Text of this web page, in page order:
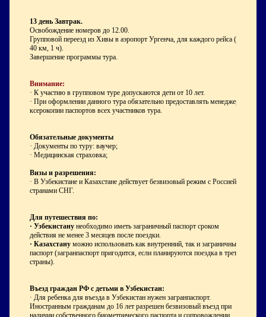
13 день Завтрак.
Освобождение номеров до 12.00.
Групповой переезд из Хивы в аэропорт Ургенча, для каждого рейса (~
40 км, 1 ч).
Завершение программы тура.
Внимание:
· К участию в групповом туре допускаются дети от 10 лет.
· При оформлении данного тура обязательно предоставлять менеджеру
ксерокопии паспортов всех участников тура.
Обязательные документы
· Документы по туру: ваучер;
· Медицинская страховка;
Визы и разрешения:
· В Узбекистане и Казахстане действует безвизовый режим с Россией и
странами СНГ.
Для путешествия по:
· Узбекистану необходимо иметь заграничный паспорт сроком
действия не менее 3 месяцев после поездки.
· Казахстану можно использовать как внутренний, так и заграничный
паспорт (загранпаспорт пригодится, если планируются поездка в третьи
страны).
Въезд граждан РФ с детьми в Узбекистан:
· Для ребенка для въезда в Узбекистан нужен загранпаспорт.
Иностранным гражданам до 16 лет разрешен безвизовый въезд при
наличии собственного биометрического паспорта и сопровождении